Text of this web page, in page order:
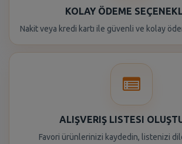
KOLAY ÖDEME
Nakit veya kredi kartı ile güvenli ve kolay
ALIŞVERIŞ LISTESI
Favori ürünlerinizi kaydedin, listenizi